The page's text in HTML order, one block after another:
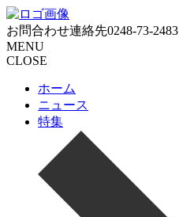
お問合わせ連絡先0248-73-2483
MENU
CLOSE
ホーム
ニュース
特集